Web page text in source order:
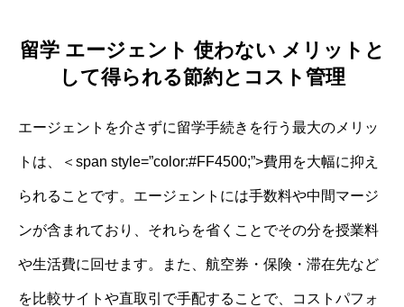
留学 エージェント 使わない メリットと
して得られる節約とコスト管理
エージェントを介さずに留学手続きを行う最大のメリッ
トは、＜span style=”color:#FF4500;”>費用を大幅に抑え
られることです。エージェントには手数料や中間マージ
ンが含まれており、それらを省くことでその分を授業料
や生活費に回せます。また、航空券・保険・滞在先など
を比較サイトや直取引で手配することで、コストパフォ